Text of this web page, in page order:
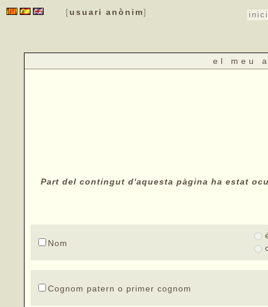
[ usuari anònim] inici
el meu
Part del contingut d'aquesta pàgina ha estat
Nom
Cognom patern o primer cognom